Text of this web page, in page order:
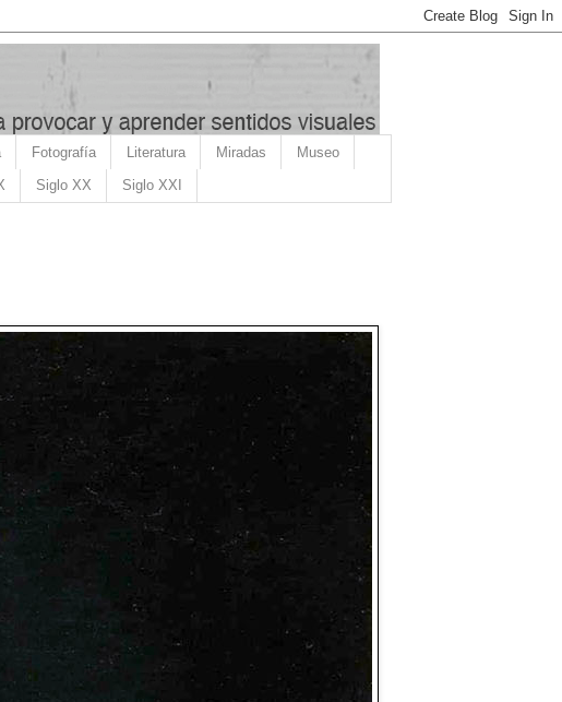
Fotografía Literatura Miradas Museo
Siglo XX Siglo XXI